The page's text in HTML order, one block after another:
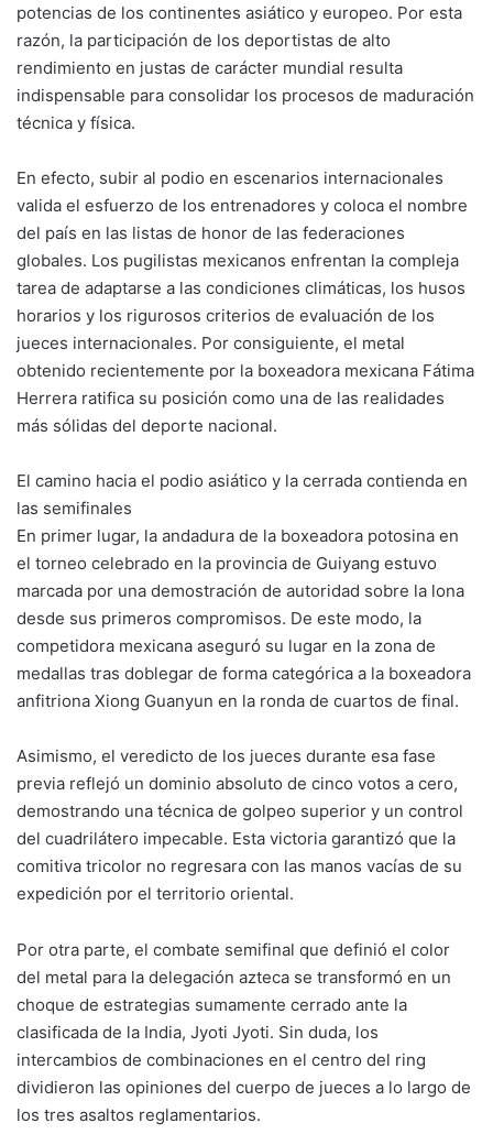
potencias de los continentes asiático y europeo. Por esta
razón, la participación de los deportistas de alto
rendimiento en justas de carácter mundial resulta
indispensable para consolidar los procesos de maduración
técnica y física.
En efecto, subir al podio en escenarios internacionales
valida el esfuerzo de los entrenadores y coloca el nombre
del país en las listas de honor de las federaciones
globales. Los pugilistas mexicanos enfrentan la compleja
tarea de adaptarse a las condiciones climáticas, los husos
horarios y los rigurosos criterios de evaluación de los
jueces internacionales. Por consiguiente, el metal
obtenido recientemente por la boxeadora mexicana Fátima
Herrera ratifica su posición como una de las realidades
más sólidas del deporte nacional.
El camino hacia el podio asiático y la cerrada contienda en
las semifinales
En primer lugar, la andadura de la boxeadora potosina en
el torneo celebrado en la provincia de Guiyang estuvo
marcada por una demostración de autoridad sobre la lona
desde sus primeros compromisos. De este modo, la
competidora mexicana aseguró su lugar en la zona de
medallas tras doblegar de forma categórica a la boxeadora
anfitriona Xiong Guanyun en la ronda de cuartos de final.
Asimismo, el veredicto de los jueces durante esa fase
previa reflejó un dominio absoluto de cinco votos a cero,
demostrando una técnica de golpeo superior y un control
del cuadrilátero impecable. Esta victoria garantizó que la
comitiva tricolor no regresara con las manos vacías de su
expedición por el territorio oriental.
Por otra parte, el combate semifinal que definió el color
del metal para la delegación azteca se transformó en un
choque de estrategias sumamente cerrado ante la
clasificada de la India, Jyoti Jyoti. Sin duda, los
intercambios de combinaciones en el centro del ring
dividieron las opiniones del cuerpo de jueces a lo largo de
los tres asaltos reglamentarios.